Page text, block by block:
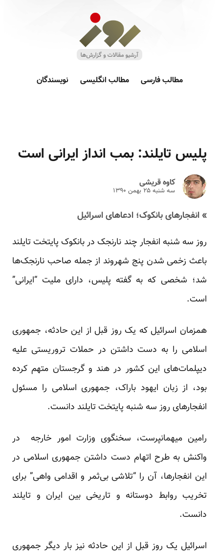
مطالب فارسی مطالب انگلیسی نویسندگان
پلیس تایلند: بمب انداز ایرانی است
کاوه قریشی
سه شنبه ۲۵ بهمن ۱۳۹۰
» انفجارهای بانکوک؛ ادعاهای اسرائیل
روز سه شنبه انفجار چند نارنجک در بانکوک پایتخت تایلند
باعث زخمی شدن پنج شهروند از جمله صاحب نارنجک‌ها
شد؛ شخصی که به گفته پلیس، دارای ملیت “ایرانی”
است.
همزمان اسرائیل که یک روز قبل از این حادثه، جمهوری
اسلامی را به دست داشتن در حملات تروریستی علیه
دیپلمات‌های این کشور در هند و گرجستان متهم کرده
بود، از زبان ایهود باراک، جمهوری اسلامی را مسئول
انفجار‌های روز سه شنبه پایتخت تایلند دانست.
رامین میهمانپرست، سخنگوی وزارت امور خارجه در
واکنش به طرح اتهام دست داشتن جمهوری اسلامی در
این انفجار‌ها، آن را “تلاشی بی‌ثمر و اقدامی واهی” برای
تخریب روابط دوستانه و تاریخی بین ایران و تایلند
دانست.
اسرائیل یک روز قبل از این حادثه نیز بار دیگر جمهوری